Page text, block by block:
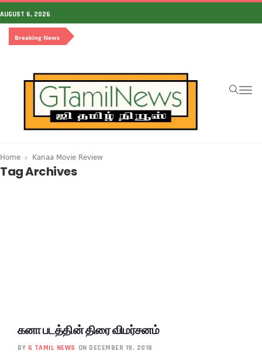
AUGUST 6, 2026
Breaking News
Home Kanaa Movie Review
Tag Archives
கனா படத்தின் திரை விமர்சனம்
BY G TAMIL NEWS ON DECEMBER 19, 2018